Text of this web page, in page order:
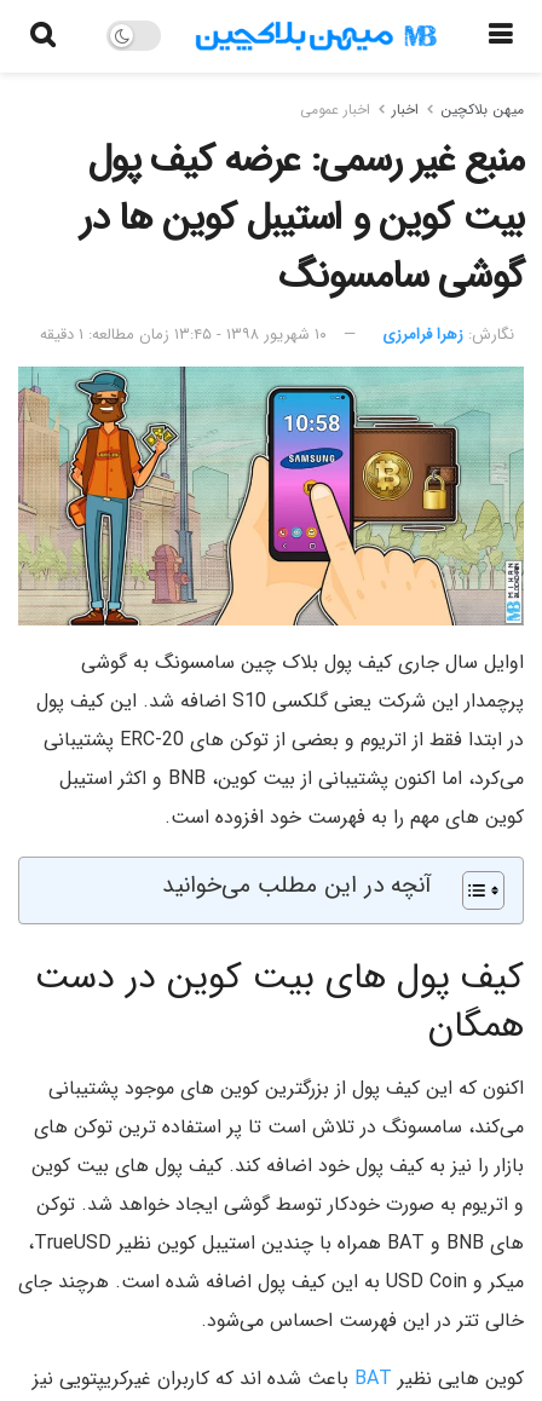
میهن بلاکچین اخبار اخبار عمومی
منبع غیر رسمی: عرضه کیف پول
بیت کوین و استیبل کوین ها در
گوشی سامسونگ
نگارش:‌ زهرا فرامرزی ۱۰ شهریور ۱۳۹۸ - ۱۳:۴۵ زمان مطالعه: ۱ دقیقه
اوایل سال جاری کیف پول بلاک چین سامسونگ به گوشی
پرچمدار این شرکت یعنی گلکسی S10 اضافه شد. این کیف پول
در ابتدا فقط از اتریوم و بعضی از توکن های ERC-20 پشتیبانی
می‌کرد، اما اکنون پشتیبانی از بیت کوین، BNB و اکثر استیبل
کوین های مهم را به فهرست خود افزوده است.
آنچه در این مطلب می‌خوانید
کیف پول های بیت کوین در دست
همگان
اکنون که این کیف پول از بزرگترین کوین های موجود پشتیبانی
می‌کند، سامسونگ در تلاش است تا پر استفاده ترین توکن های
بازار را نیز به کیف پول خود اضافه کند. کیف پول های بیت کوین
و اتریوم به صورت خودکار توسط گوشی ایجاد خواهد شد. توکن
های BNB و BAT همراه با چندین استیبل کوین نظیر TrueUSD،
میکر و USD Coin به این کیف پول اضافه شده است. هرچند جای
خالی تتر در این فهرست احساس می‌شود.
کوین هایی نظیر
باعث شده اند که کاربران غیرکریپتویی نیز